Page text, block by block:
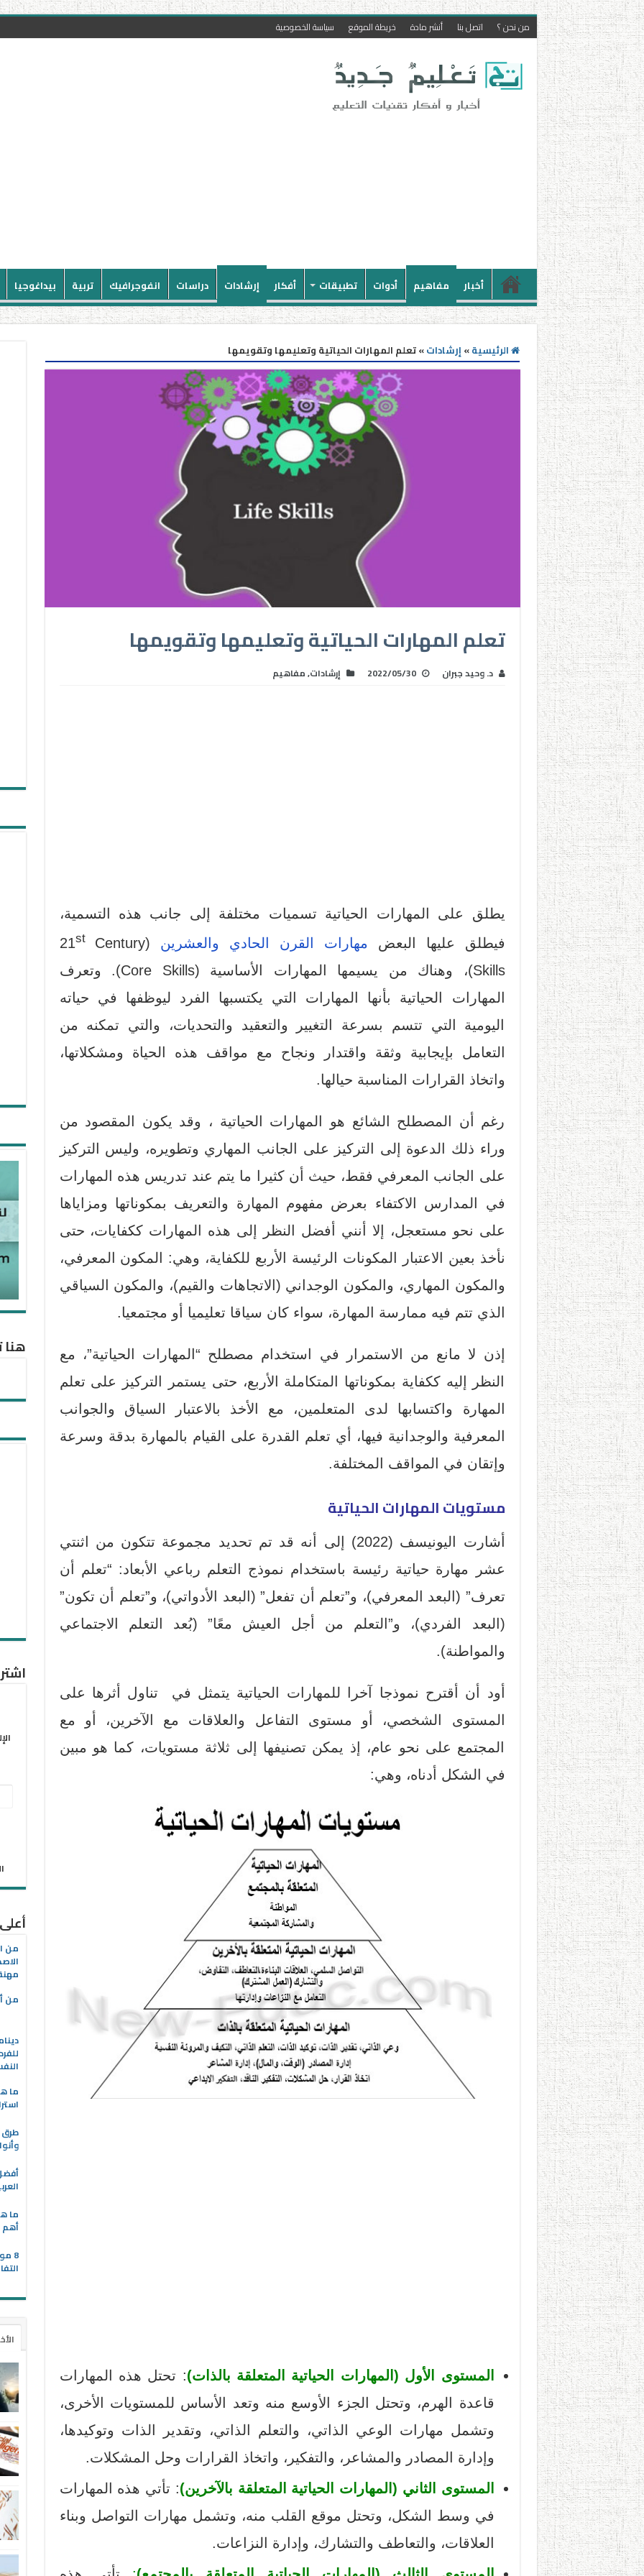
من نحن ؟ اتصل بنا أنشر مادة خريطة الموقع سياسة الخصوصية
أخبار مفاهيم أدوات تطبيقات أفكار إرشادات دراسات انفوجرافيك تربية بيداغوجيا
الرئيسية» إرشادات»تعلم المهارات الحياتية وتعليمها وتقويمها
تعلم المهارات الحياتية وتعليمها وتقويمها
د. وحيد جبران 2022/05/30 إرشادات,مفاهيم
يطلق على المهارات الحياتية تسميات مختلفة إلى جانب هذه التسمية،
فيطلق عليها البعض مهارات القرن الحادي والعشرين (21
stCentury
Skills)، وهناك من يسيمها المهارات الأساسية (Core Skills). وتعرف
المهارات الحياتية بأنها المهارات التي يكتسبها الفرد ليوظفها في حياته
اليومية التي تتسم بسرعة التغيير والتعقيد والتحديات، والتي تمكنه من
التعامل بإيجابية وثقة واقتدار ونجاح مع مواقف هذه الحياة ومشكلاتها،
واتخاذ القرارات المناسبة حيالها.
رغم أن المصطلح الشائع هو المهارات الحياتية ، وقد يكون المقصود من
وراء ذلك الدعوة إلى التركيز على الجانب المهاري وتطويره، وليس التركيز
على الجانب المعرفي فقط، حيث أن كثيرا ما يتم عند تدريس هذه المهارات
في المدارس الاكتفاء بعرض مفهوم المهارة والتعريف بمكوناتها ومزاياها
على نحو مستعجل، إلا أنني أفضل النظر إلى هذه المهارات ككفايات، حتى
نأخذ بعين الاعتبار المكونات الرئيسة الأربع للكفاية، وهي: المكون المعرفي،
والمكون المهاري، والمكون الوجداني (الاتجاهات والقيم)، والمكون السياقي
الذي تتم فيه ممارسة المهارة، سواء كان سياقا تعليميا أو مجتمعيا.
إذن لا مانع من الاستمرار في استخدام مصطلح “المهارات الحياتية”، مع
النظر إليه ككفاية بمكوناتها المتكاملة الأربع، حتى يستمر التركيز على تعلم
المهارة واكتسابها لدى المتعلمين، مع الأخذ بالاعتبار السياق والجوانب
المعرفية والوجدانية فيها، أي تعلم القدرة على القيام بالمهارة بدقة وسرعة
وإتقان في المواقف المختلفة.
مستويات المهارات الحياتية
أشارت اليونيسف (2022) إلى أنه قد تم تحديد مجموعة تتكون من اثنتي
عشر مهارة حياتية رئيسة باستخدام نموذج التعلم رباعي الأبعاد: “تعلم أن
تعرف” (البعد المعرفي)، و”تعلم أن تفعل” (البعد الأدواتي)، و”تعلم أن تكون”
(البعد الفردي)، و”التعلم من أجل العيش معًا” (بُعد التعلم الاجتماعي
والمواطنة).
أود أن أقترح نموذجا آخرا للمهارات الحياتية يتمثل في تناول أثرها على
المستوى الشخصي، أو مستوى التفاعل والعلاقات مع الآخرين، أو مع
المجتمع على نحو عام، إذ يمكن تصنيفها إلى ثلاثة مستويات، كما هو مبين
في الشكل أدناه، وهي:
المستوى الأول (المهارات الحياتية المتعلقة بالذات): تحتل هذه المهارات
قاعدة الهرم، وتحتل الجزء الأوسع منه وتعد الأساس للمستويات الأخرى،
وتشمل مهارات الوعي الذاتي، والتعلم الذاتي، وتقدير الذات وتوكيدها،
وإدارة المصادر والمشاعر، والتفكير، واتخاذ القرارات وحل المشكلات.
المستوى الثاني (المهارات الحياتية المتعلقة بالآخرين): تأتي هذه المهارات
في وسط الشكل، وتحتل موقع القلب منه، وتشمل مهارات التواصل وبناء
العلاقات، والتعاطف والتشارك، وإدارة النزاعات.
هنا
من
من
ما
طرق
ما
أهم
8